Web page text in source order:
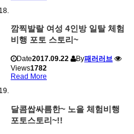
깜찍발랄 여성 4인방 일탈 체험
비행 포토 스토리~
Date2017.09.22 By패러러브
Views1782
Read More
달콤쌉싸름한~ 노을 체험비행
포토스토리~!!